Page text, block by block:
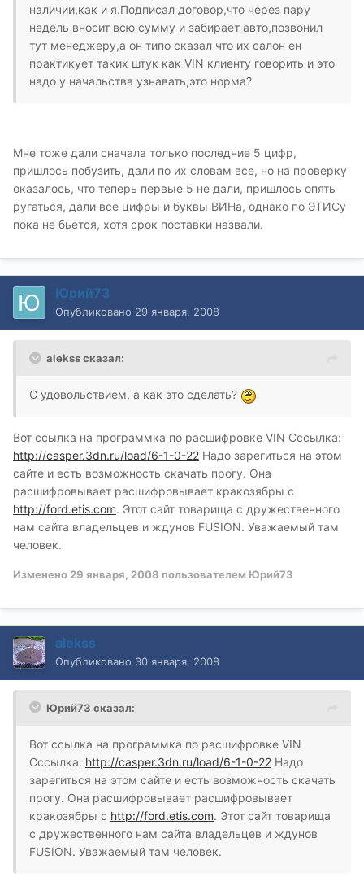
наличии,как и я.Подписал договор,что через пару
недель вносит всю сумму и забирает авто,позвонил
тут менеджеру,а он типо сказал что их салон ен
практикует таких штук как VIN клиенту говорить и это
надо у начальства узнавать,это норма?
Мне тоже дали сначала только последние 5 цифр,
пришлось побузить, дали по их словам все, но на проверку
оказалось, что теперь первые 5 не дали, пришлось опять
ругаться, дали все цифры и буквы ВИНа, однако по ЭТИСу
пока не бьется, хотя срок поставки назвали.
Юрий73
Опубликовано 29 января, 2008
alekss сказал:
С удовольствием, а как это сделать?
Вот ссылка на программка по расшифровке VIN Сссылка:
http://casper.3dn.ru/load/6-1-0-22 Надо зарегиться на этом
сайте и есть возможность скачать прогу. Она
расшифровывает расшифровывает кракозябры с
http://ford.etis.com. Этот сайт товарища с дружественного
нам сайта владельцев и ждунов FUSION. Уважаемый там
человек.
Изменено 29 января, 2008 пользователем Юрий73
alekss
Опубликовано 30 января, 2008
Юрий73 сказал:
Вот ссылка на программка по расшифровке VIN
Сссылка: http://casper.3dn.ru/load/6-1-0-22 Надо
зарегиться на этом сайте и есть возможность скачать
прогу. Она расшифровывает расшифровывает
кракозябры с http://ford.etis.com. Этот сайт товарища
с дружественного нам сайта владельцев и ждунов
FUSION. Уважаемый там человек.